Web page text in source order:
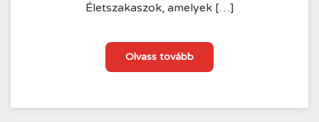
Életszakaszok, amelyek […]
Olvass továbbAz
elmúlás
ünnepei